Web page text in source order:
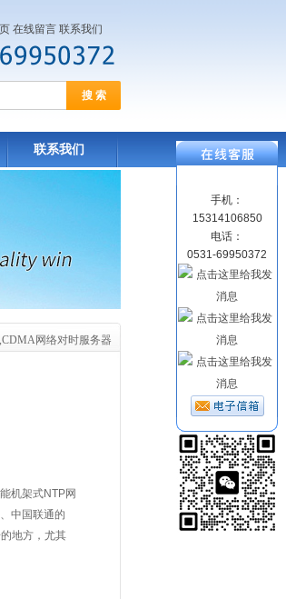
在线留言 联系我们
联系我们
网络对时服务器
机架式NTP网
中国联通的
地方，尤其
手机：
15314106850
电话：
0531-69950372